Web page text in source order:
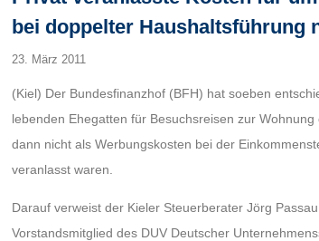
bei doppelter Haushaltsführung
23. März 2011
(Kiel) Der Bundesfinanzhof (BFH) hat soeben
lebenden Ehegatten für Besuchsreisen zur
dann nicht als Werbungskosten bei der
veranlasst waren.
Darauf verweist der Kieler Steuerberater Jörg
Vorstandsmitglied des DUV Deutscher